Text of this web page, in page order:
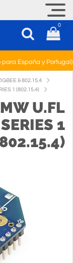
0
para España y Portugal)
& 802.15.4
1 (802.15.4)
U.FL
1